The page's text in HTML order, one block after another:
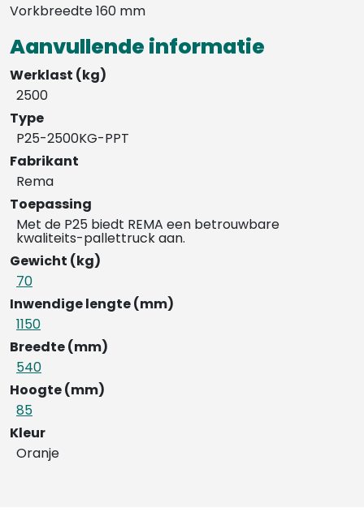
Vorkbreedte 160 mm
Aanvullende informatie
Werklast (kg)
2500
Type
P25-2500KG-PPT
Fabrikant
Rema
Toepassing
Met de P25 biedt REMA een betrouwbare
kwaliteits-pallettruck aan.
Gewicht (kg)
70
Inwendige lengte (mm)
1150
Breedte (mm)
540
Hoogte (mm)
85
Kleur
Oranje